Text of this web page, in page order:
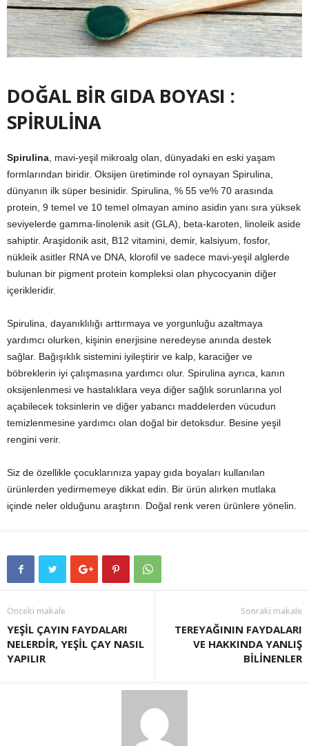
DOĞAL BİR GIDA BOYASI :
SPİRULİNA
Spirulina , mavi-yeşil mikroalg olan, dünyadaki en eski yaşam
formlarından biridir. Oksijen üretiminde rol oynayan Spirulina,
dünyanın ilk süper besinidir. Spirulina, % 55 ve% 70 arasında
protein, 9 temel ve 10 temel olmayan amino asidin yanı sıra yüksek
seviyelerde gamma-linolenik asit (GLA), beta-karoten, linoleik aside
sahiptir. Araşidonik asit, B12 vitamini, demir, kalsiyum, fosfor,
nükleik asitler RNA ve DNA, klorofil ve sadece mavi-yeşil alglerde
bulunan bir pigment protein kompleksi olan phycocyanin diğer
içerikleridir.
Spirulina, dayanıklılığı arttırmaya ve yorgunluğu azaltmaya
yardımcı olurken, kişinin enerjisine neredeyse anında destek
sağlar. Bağışıklık sistemini iyileştirir ve kalp, karaciğer ve
böbreklerin iyi çalışmasına yardımcı olur. Spirulina ayrıca, kanın
oksijenlenmesi ve hastalıklara veya diğer sağlık sorunlarına yol
açabilecek toksinlerin ve diğer yabancı maddelerden vücudun
temizlenmesine yardımcı olan doğal bir detoksdur. Besine yeşil
rengini verir.
Siz de özellikle çocuklarınıza yapay gıda boyaları kullanılan
ürünlerden yedirmemeye dikkat edin. Bir ürün alırken mutlaka
içinde neler olduğunu araştırın. Doğal renk veren ürünlere yönelin.
Önceki makale
YEŞİL ÇAYIN FAYDALARI
NELERDİR, YEŞİL ÇAY NASIL
YAPILIR
Sonraki makale
TEREYAĞININ FAYDALARI
VE HAKKINDA YANLIŞ
BİLİNENLER